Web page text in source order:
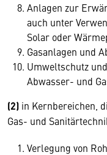
Anlagen zur
auch unter
Solar oder
Gasanlagen und
Umweltschutz
Abwasser- und
(2) in Kernbereichen,
Gas- und
Verlegung von